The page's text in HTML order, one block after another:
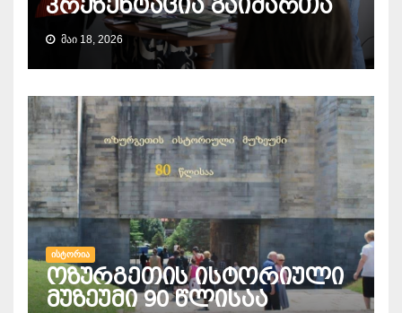
პრეზენტაცია გაიმართა
ᲛᲐᲘ 18, 2026
ᲘᲡᲢᲝᲠᲘᲐ
ოზურგეთის ისტორიული
მუზეუმი 90 წლისაა